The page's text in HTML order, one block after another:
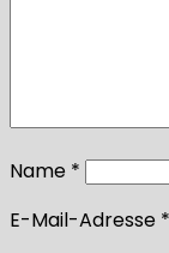
Name *
E-Mail-Adresse *